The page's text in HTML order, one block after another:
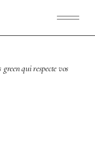
qui respecte vos